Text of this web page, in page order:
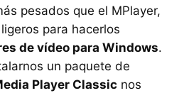
pesados que el MPlayer,
para hacerlos
de vídeo para Windows.
un paquete de
Player Classic nos